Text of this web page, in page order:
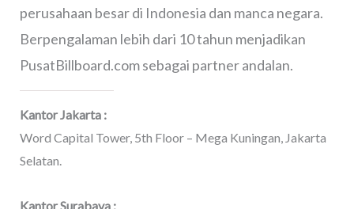
perusahaan besar di Indonesia dan manca negara.
Berpengalaman lebih dari 10 tahun menjadikan
PusatBillboard.com sebagai partner andalan.
Kantor Jakarta :
Word Capital Tower, 5th Floor – Mega Kuningan, Jakarta
Selatan.
Kantor Surabaya :